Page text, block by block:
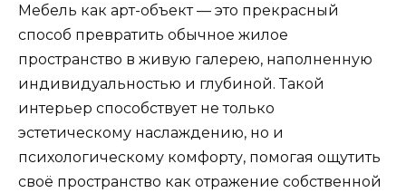
Мебель как арт-объект — это прекрасный
способ превратить обычное жилое
пространство в живую галерею, наполненную
индивидуальностью и глубиной. Такой
интерьер способствует не только
эстетическому наслаждению, но и
психологическому комфорту, помогая ощутить
своё пространство как отражение собственной